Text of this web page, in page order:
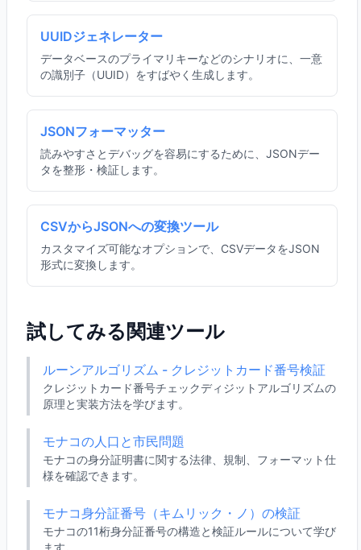
UUIDジェネレーター
データベースのプライマリキーなどのシナリオに、一意
の識別子（UUID）をすばやく生成します。
JSONフォーマッター
読みやすさとデバッグを容易にするために、JSONデー
タを整形・検証します。
CSVからJSONへの変換ツール
カスタマイズ可能なオプションで、CSVデータをJSON
形式に変換します。
試してみる関連ツール
ルーンアルゴリズム - クレジットカード番号検証
クレジットカード番号チェックディジットアルゴリズムの
原理と実装方法を学びます。
モナコの人口と市民問題
モナコの身分証明書に関する法律、規制、フォーマット仕
様を確認できます。
モナコ身分証番号（キムリック・ノ）の検証
モナコの11桁身分証番号の構造と検証ルールについて学び
ます。